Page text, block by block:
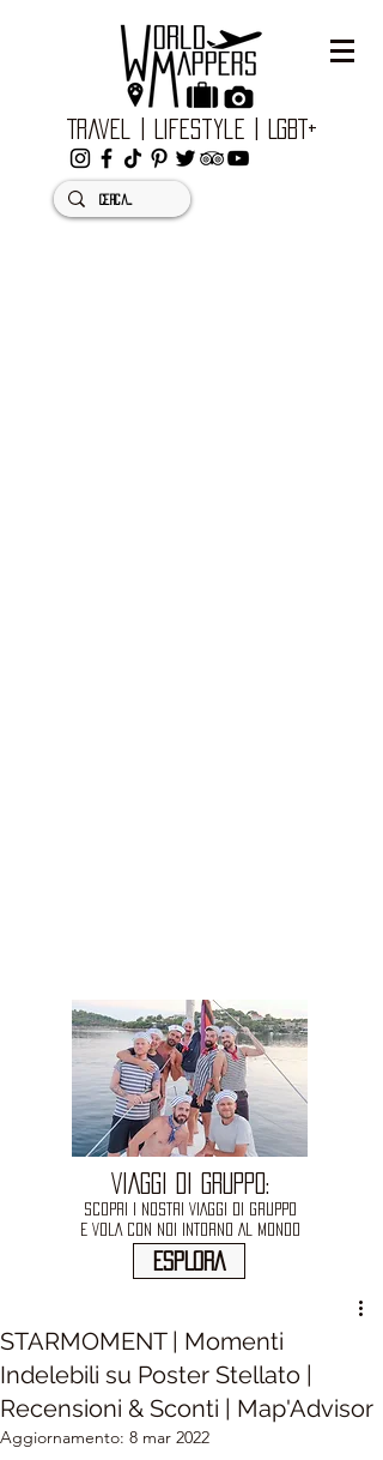
Travel | Lifestyle | LGBT+
VIAGGI DI GRUPPO:
SCOPRI I NOSTRI VIAGGI DI GRUPPO
E VOLA CON NOI INTORNO AL MONDO
ESPLORA
STARMOMENT | Momenti
Indelebili su Poster Stellato |
Recensioni & Sconti | Map'Advisor
Aggiornamento: 8 mar 2022